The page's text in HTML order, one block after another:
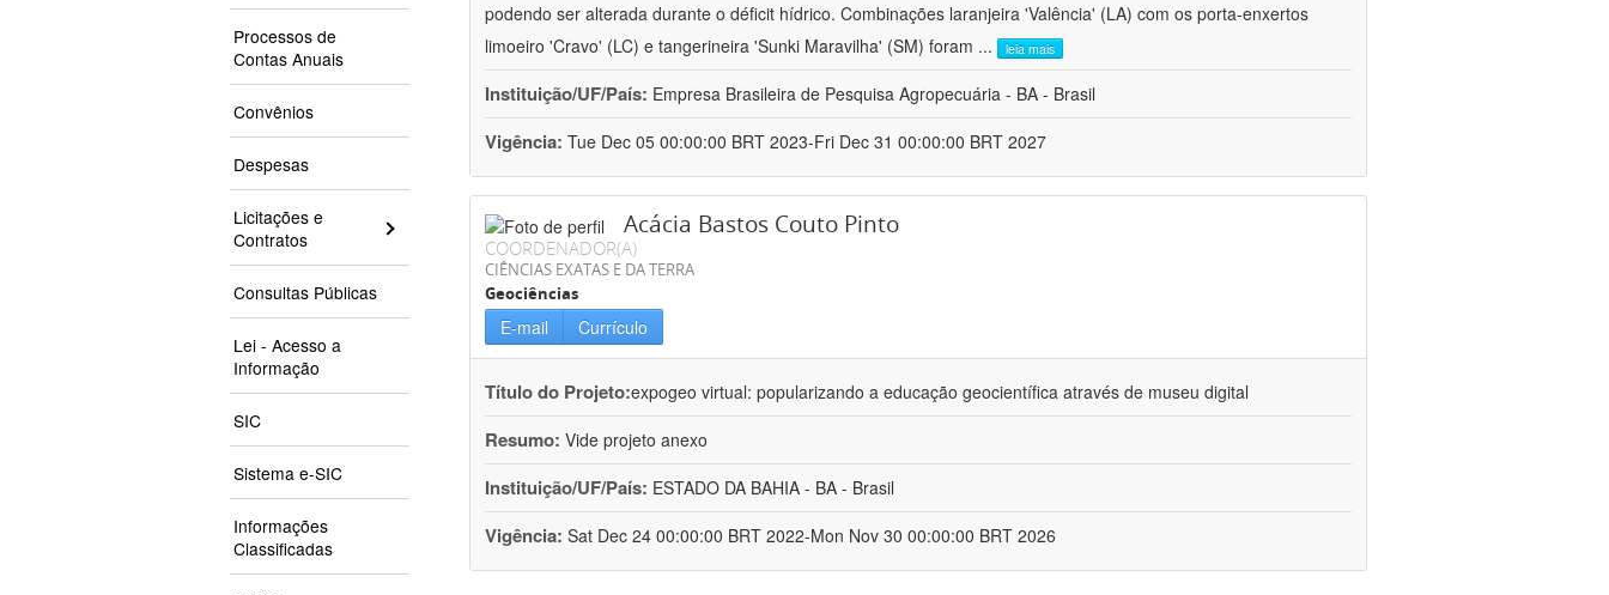
Processos de
Contas Anuais
Convênios
Despesas
Licitações e
Contratos
Consultas Públicas
Lei - Acesso a
Informação
SIC
Sistema e-SIC
Informações
Classificadas
podendo ser alterada durante o déficit hídrico. Combinações laranjeira 'Valência' (LA) com os porta-enxertos
limoeiro 'Cravo' (LC) e tangerineira 'Sunki Maravilha' (SM) foram ... leia mais
Instituição/UF/País: Empresa Brasileira de Pesquisa Agropecuária - BA - Brasil
Vigência: Tue Dec 05 00:00:00 BRT 2023-Fri Dec 31 00:00:00 BRT 2027
Acácia Bastos Couto Pinto
COORDENADOR(A)
CIÊNCIAS EXATAS E DA TERRA
Geociências
E-mail Currículo
Título do Projeto:expogeo virtual: popularizando a educação geocientífica através de museu digital
Resumo: Vide projeto anexo
Instituição/UF/País: ESTADO DA BAHIA - BA - Brasil
Vigência: Sat Dec 24 00:00:00 BRT 2022-Mon Nov 30 00:00:00 BRT 2026